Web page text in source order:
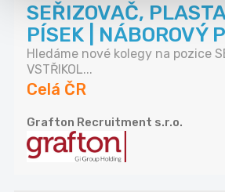
SEŘIZOVAČ,
PÍSEK | NÁBOROVÝ
Hledáme nové kolegy na pozice
VSTŘIKOL...
Celá ČR
Grafton Recruitment s.r.o.